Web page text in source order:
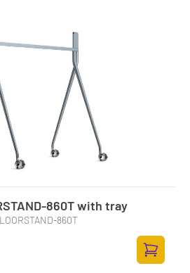
860T with tray
860T